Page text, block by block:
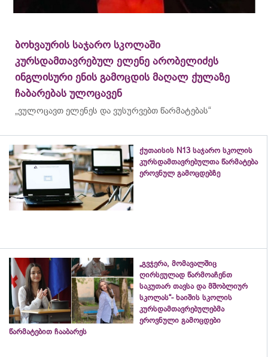
ბოხვაურის საჯარო სკოლაში
კურსდამთავრებულ ელენე არობელიძეს
ინგლისური ენის გამოცდის მაღალ ქულაზე
ჩაბარებას ულოცავენ
„ვულოცავთ ელენეს და ვუსურვებთ წარმატებას“
ქუთაისის N13 საჯარო სკოლის
კურსდამთავრებულთა წარმატება
ეროვნულ გამოცდებზე
„გვჯერა, მომავალშიც
ღირსეულად წარმოაჩენთ
საკუთარ თავსა და მშობლიურ
სკოლას“- ხაიშის სკოლის
კურსდამთავრებულებმა
ეროვნული გამოცდები
წარმატებით ჩააბარეს